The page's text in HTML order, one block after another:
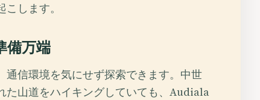
します。
備万端
信環境を気にせず探索できます。中世
た山道をハイキングしていても、Audiala